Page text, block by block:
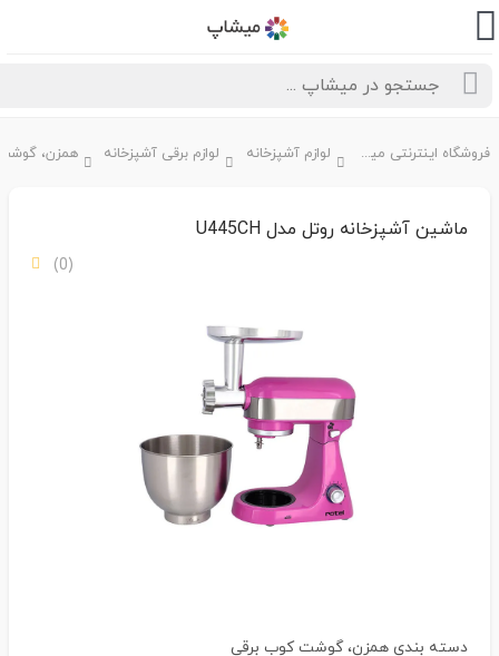
فروشگاه اینترنتی میشاپ لوازم آشپزخانه لوازم برقی آشپزخانه
ماشین آشپزخانه روتل مدل U445CH
دسته بندیهمزن، گوشت کوب برقی